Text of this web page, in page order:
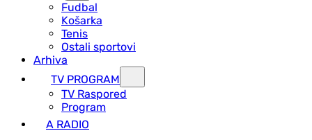
Fudbal
Košarka
Tenis
Ostali sportovi
Arhiva
TV PROGRAM
ТV Raspored
Program
A RADIO